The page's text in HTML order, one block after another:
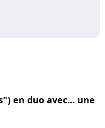
en duo avec... une